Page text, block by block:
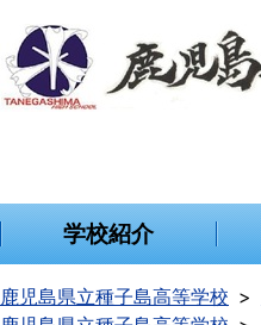
学校紹介
鹿児島県立種子島高等学校